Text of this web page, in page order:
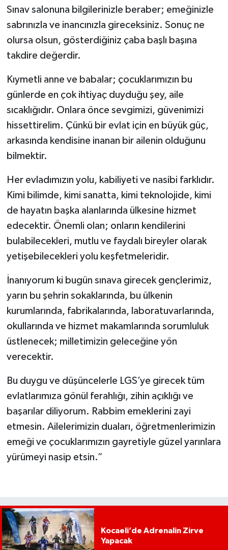
Sınav salonuna bilgilerinizle beraber; emeğinizle
sabrınızla ve inancınızla gireceksiniz. Sonuç ne
olursa olsun, gösterdiğiniz çaba başlı başına
takdire değerdir.
Kıymetli anne ve babalar; çocuklarımızın bu
günlerde en çok ihtiyaç duyduğu şey, aile
sıcaklığıdır. Onlara önce sevgimizi, güvenimizi
hissettirelim. Çünkü bir evlat için en büyük güç,
arkasında kendisine inanan bir ailenin olduğunu
bilmektir.
Her evladımızın yolu, kabiliyeti ve nasibi farklıdır.
Kimi bilimde, kimi sanatta, kimi teknolojide, kimi
de hayatın başka alanlarında ülkesine hizmet
edecektir. Önemli olan; onların kendilerini
bulabilecekleri, mutlu ve faydalı bireyler olarak
yetişebilecekleri yolu keşfetmeleridir.
İnanıyorum ki bugün sınava girecek gençlerimiz,
yarın bu şehrin sokaklarında, bu ülkenin
kurumlarında, fabrikalarında, laboratuvarlarında,
okullarında ve hizmet makamlarında sorumluluk
üstlenecek; milletimizin geleceğine yön
verecektir.
Bu duygu ve düşüncelerle LGS’ye girecek tüm
evlatlarımıza gönül ferahlığı, zihin açıklığı ve
başarılar diliyorum. Rabbim emeklerini zayi
etmesin. Ailelerimizin duaları, öğretmenlerimizin
emeği ve çocuklarımızın gayretiyle güzel yarınlara
yürümeyi nasip etsin.”
Kocaeli’de Adrenalin Zirve
Yapacak